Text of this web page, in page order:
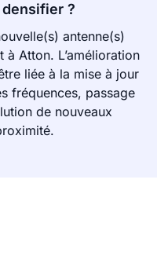
densifier ?
antenne(s)
à Atton. L’amélioration
liée à la mise à jour
fréquences, passage
de nouveaux